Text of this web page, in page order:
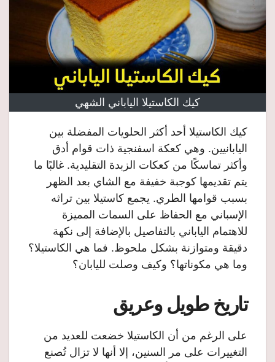
كيك الكاستيلا الياباني الشهي
كيك الكاستيلا أحد أكثر الحلويات المفضلة بين
اليابانيين. وهي كعكة اسفنجية ذات قوام أدق
وأكثر تماسكًا من كعكات الزبدة التقليدية. غالبًا ما
يتم تقديمها كوجبة خفيفة مع الشاي بعد الظهر
بسبب قوامها الطري. يجمع كاستيلا بين تراثه
الإسباني مع الحفاظ على السمات المميزة
للاهتمام الياباني بالتفاصيل بالإضافة إلى نكهة
دقيقة ومتوازنة بشكل ملحوظ. فما هي الكاستيلا؟
وما هي مكوناتها؟ وكيف وصلت لليابان؟
تاريخ طويل وعريق
على الرغم من أن الكاستيلا خضعت للعديد من
التغييرات على مر السنين، إلا أنها لا تزال تُصنع